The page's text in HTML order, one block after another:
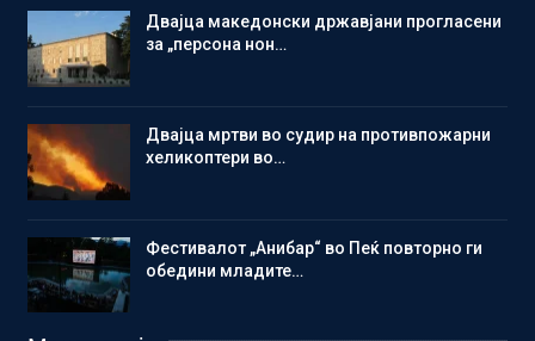
Двајца македонски државјани прогласени
за „персона нон…
Двајца мртви во судир на противпожарни
хеликоптери во…
Фестивалот „Анибар“ во Пеќ повторно ги
обедини младите…